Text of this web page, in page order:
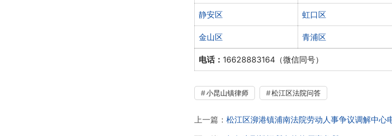
静安区 虹口区
金山区 青浦区
电话： 16628883164（微信同号）
小昆山镇律师 松江区法院问答
上一篇： 松江区泖港镇浦南法院劳动人事争议调解中心